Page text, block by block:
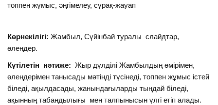
топпен жұмыс, әңгімелеу, сұрақ-жауап
Көрнекілігі:Жамбыл, Сүйінбай туралы слайдтар,
өлеңдер.
Күтілетін нәтиже: Жыр дүлділі Жамбылдың өмірімен,
өлеңдерімен танысады мәтінді түсінеді, топпен жұмыс істей
біледі, ақылдасады, жанындағыларды тыңдай біледі,
ақынның табандылығы мен талпынысын үлгі етіп алады.